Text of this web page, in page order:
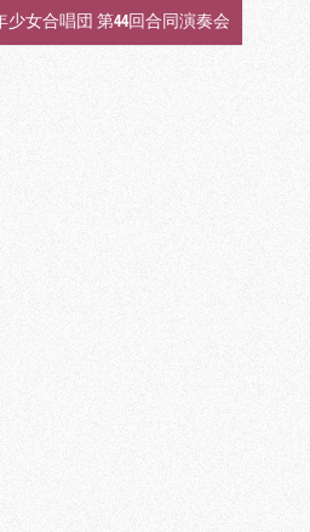
少女合唱団 第44回合同演奏会